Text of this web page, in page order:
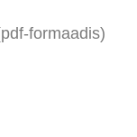
formaadis)